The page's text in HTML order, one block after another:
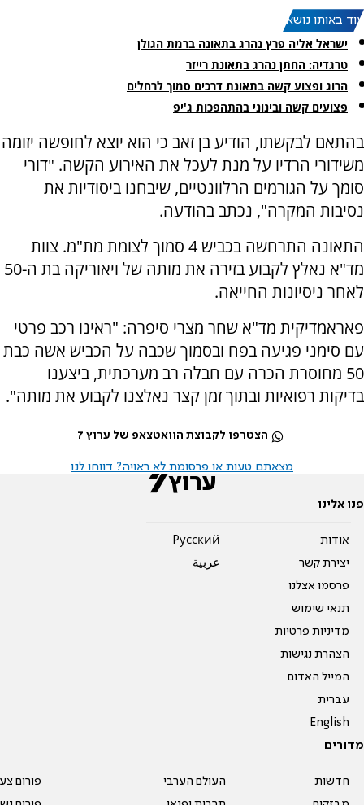
עוד באותו נושא:
ישראל אליה פרץ נהרג בתאונה ברמת הגולן
טרגדיה: החתן נהרג בתאונת רייזר
הרוג ופצוע קשה בתאונת דרכים סמוך לרחלים
פצועים קשה ובינוני בהתהפכות ג'יפ
בהתאם לבקשתו, הודיע בן זאב כי הוא יוצא לחופשה יזומה
משידורי הרדיו על מנת לעכל את האירוע הקשה. "דורי
סומך על הגורמים הרלוונטיים, שיבחנו ביסודיות את
נסיבות המקרה", נכתב בהודעה.
התאונה התרחשה בכביש 4 סמוך לצומת מת"מ. צוות
מד"א נאלץ לקבוע בזירה את מותה של ויאוריקה בת ה-50
לאחר ניסיונות החייאה.
פאראמדיקית מד"א שחר מצרי סיפרה: "ראינו רכב פרטי
עם סימני פגיעה בפח ובסמוך שכבה על הכביש אשה כבת
50 מחוסרת הכרה עם חבלה רב מערכתית, ביצענו
בדיקות רפואיות ובתוך זמן קצר נאלצנו לקבוע את מותה".
הצטרפו לקבוצת הוואטצאפ של ערוץ 7
מצאתם טעות או פרסומת לא ראויה? דווחו לנו
פנו אלינו
אודות
יצירת קשר
פרסמו אצלנו
תנאי שימוש
מדיניות פרטיות
הצהרת נגישות
המייל האדום
עברית
English
Pусский
عربية
מדורים
חדשות
העולם הערבי
פורום